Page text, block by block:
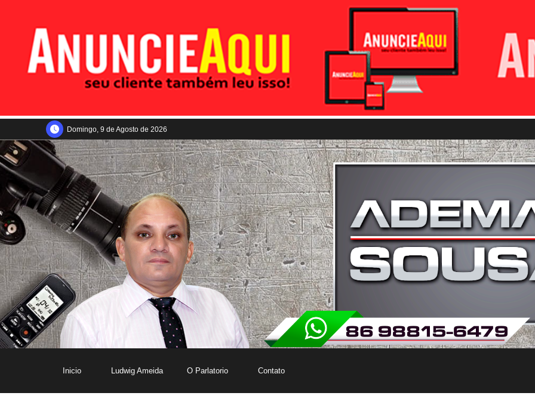
Pular para o conteúdo principal
Domingo, 9 de Agosto de 2026
Inicio Ludwig Ameida O Parlatorio Contato